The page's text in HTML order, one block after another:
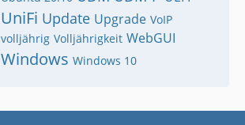
UniFi Update Upgrade VoIP
volljährig Volljährigkeit WebGUI
Windows Windows 10